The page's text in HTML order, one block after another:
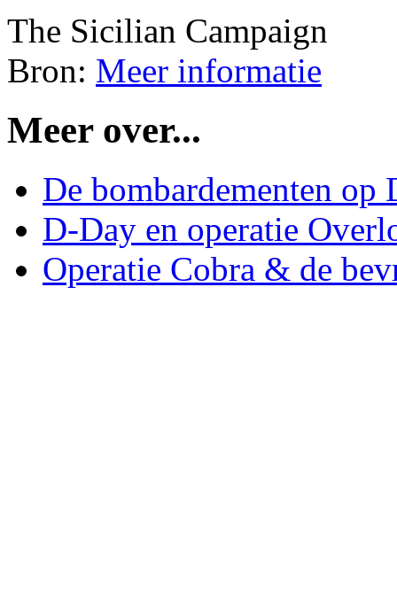
The Sicilian Campaign
Bron: Meer informatie
Meer over...
De bombardementen op
D-Day en operatie
Operatie Cobra & de